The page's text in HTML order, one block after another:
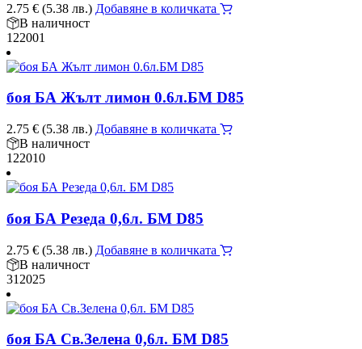
2.75 € (5.38 лв.) Добавяне в количката
В наличност
122001
боя БА Жълт лимон 0.6л.БМ D85
2.75 € (5.38 лв.) Добавяне в количката
В наличност
122010
боя БА Резеда 0,6л. БМ D85
2.75 € (5.38 лв.) Добавяне в количката
В наличност
312025
боя БА Св.Зелена 0,6л. БМ D85